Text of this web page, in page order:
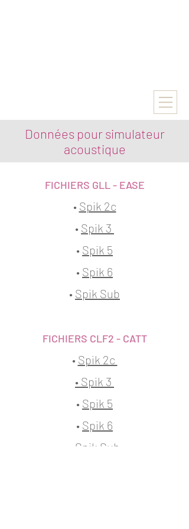
Données pour simulateur
acoustique
FICHIERS GLL - EASE
• Spik 2c
• Spik 3
• Spik 5
• Spik 6
• Spik Sub
FICHIERS CLF2 - CATT
• Spik 2c
• Spik 3
• Spik 5
• Spik 6
Spik Sub